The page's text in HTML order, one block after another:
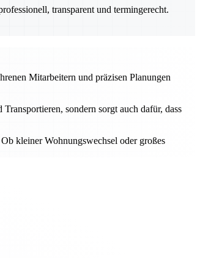
transparent und termingerecht.
Mitarbeitern und präzisen Planungen
sondern sorgt auch dafür, dass
kleiner Wohnungswechsel oder großes